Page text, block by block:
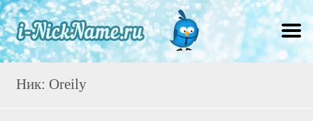
Ник: Oreily